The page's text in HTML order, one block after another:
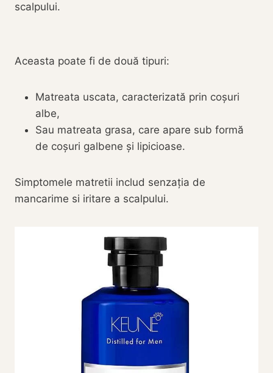
scalpului.
Aceasta poate fi de două tipuri:
Matreata uscata, caracterizată prin coșuri
albe,
Sau matreata grasa, care apare sub formă
de coșuri galbene și lipicioase.
Simptomele matretii includ senzația de
mancarime si iritare a scalpului.